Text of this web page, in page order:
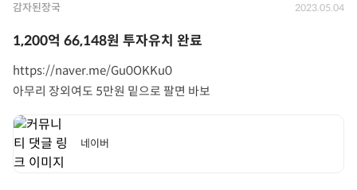
감자된장국 2023.05.04
1,200억 66,148원 투자유치 완료
https://naver.me/Gu0OKKu0
아무리 장외여도 5만원 밑으로 팔면 바보
네이버